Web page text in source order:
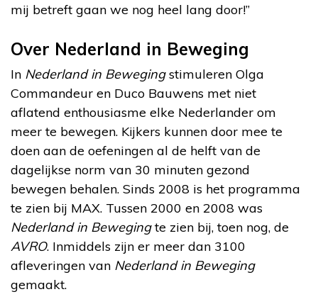
mij betreft gaan we nog heel lang door!”
Over Nederland in Beweging
In Nederland in Bewegingstimuleren Olga
Commandeur en Duco Bauwens met niet
aflatend enthousiasme elke Nederlander om
meer te bewegen. Kijkers kunnen door mee te
doen aan de oefeningen al de helft van de
dagelijkse norm van 30 minuten gezond
bewegen behalen. Sinds 2008 is het programma
te zien bij MAX. Tussen 2000 en 2008 was
Nederland in Bewegingte zien bij, toen nog, de
AVRO. Inmiddels zijn er meer dan 3100
afleveringen van Nederland in Beweging
gemaakt.